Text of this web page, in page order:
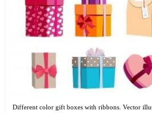
Different color gift boxes with ribbons. Vector